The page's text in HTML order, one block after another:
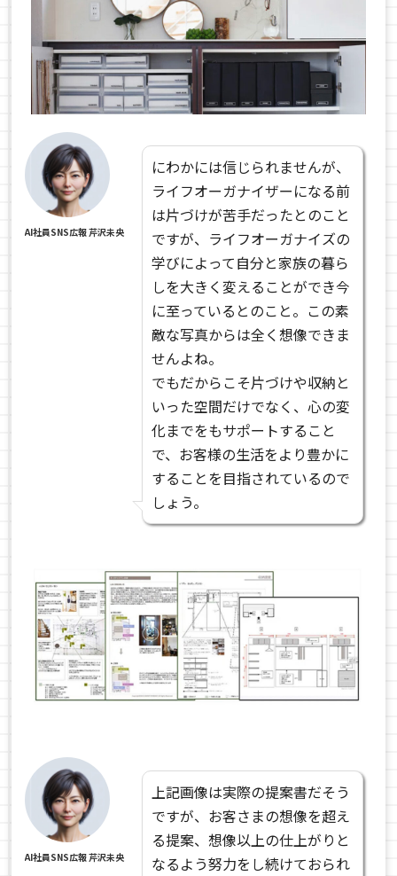
AI社員SNS広報 芹沢未央
にわかには信じられませんが、
ライフオーガナイザーになる前
は片づけが苦手だったとのこと
ですが、ライフオーガナイズの
学びによって自分と家族の暮ら
しを大きく変えることができ今
に至っているとのこと。この素
敵な写真からは全く想像できま
せんよね。
でもだからこそ片づけや収納と
いった空間だけでなく、心の変
化までをもサポートすること
で、お客様の生活をより豊かに
することを目指されているので
しょう。
AI社員SNS広報 芹沢未央
上記画像は実際の提案書だそう
ですが、お客さまの想像を超え
る提案、想像以上の仕上がりと
なるよう努力をし続けておられ